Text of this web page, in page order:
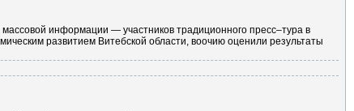
информации — участников традиционного пресс–тура в
развитием Витебской области, воочию оценили результаты